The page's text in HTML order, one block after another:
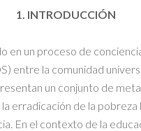
1. INTRODUCCIÓN
en un proceso de
entre la comunidad
un conjunto de
erradicación de la pobreza
En el contexto de la